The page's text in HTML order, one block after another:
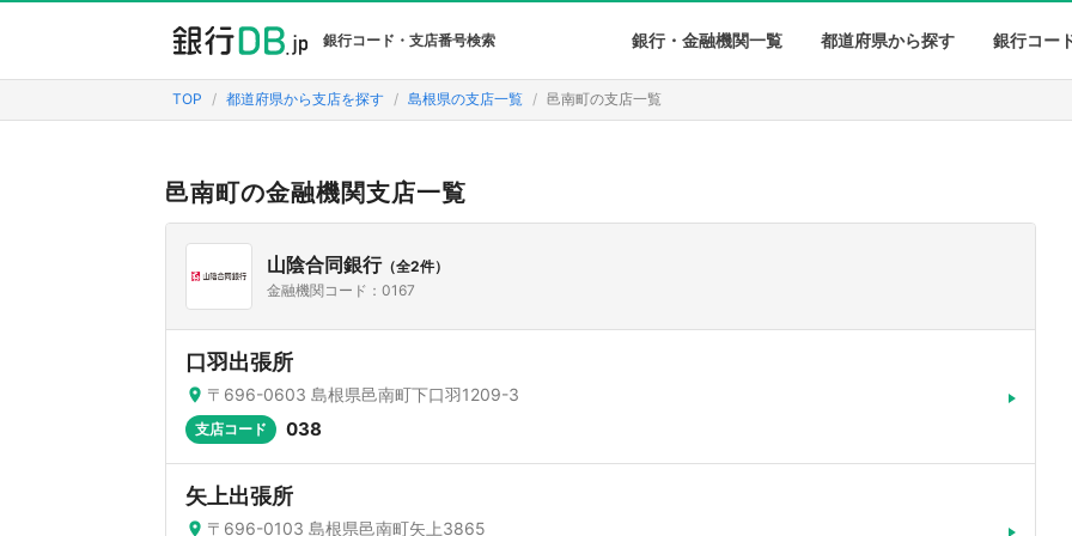
銀行コード・支店番号検索 銀行・金融機関一覧 都道府県から探す 銀行コー
TOP 都道府県から支店を探す 島根県の支店一覧 邑南町の支店一覧
邑南町の金融機関支店一覧
山陰合同銀行（全2件）
金融機関コード：0167
口羽出張所
〒696-0603 島根県邑南町下口羽1209-3
支店コード 038
矢上出張所
〒696-0103 島根県邑南町矢上3865